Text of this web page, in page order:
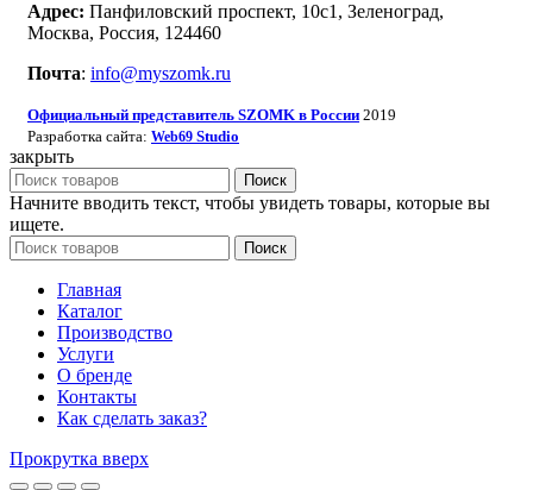
Адрес: Панфиловский проспект, 10с1, Зеленоград,
Москва, Россия, 124460
Почта: info@myszomk.ru
Официальный представитель SZOMK в России 2019
Разработка сайта: Web69 Studio
закрыть
Поиск
Начните вводить текст, чтобы увидеть товары, которые вы
ищете.
Поиск
Главная
Каталог
Производство
Услуги
О бренде
Контакты
Как сделать заказ?
Прокрутка вверх